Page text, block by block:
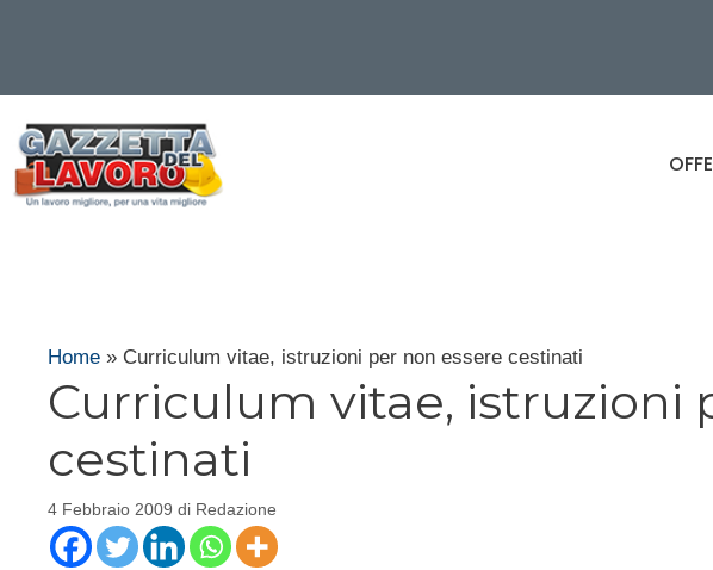
contenuto
Home » Curriculum vitae, istruzioni per non essere cestinati
Curriculum vitae, istruzioni
cestinati
4 Febbraio 2009 di Redazione